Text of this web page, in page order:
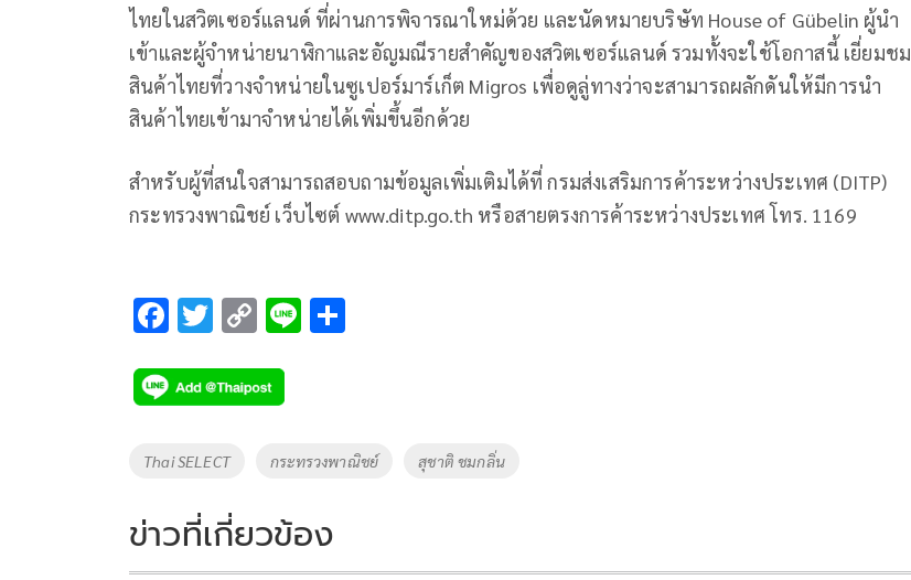
ไทยในสวิตเซอร์แลนด์ ที่ผ่านการพิจารณาใหม่ด้วย และนัดหมายบริษัท House of Gübelin ผู้นำ
เข้าและผู้จำหน่ายนาฬิกาและอัญมณีรายสำคัญของสวิตเซอร์แลนด์ รวมทั้งจะใช้โอกาสนี้ เยี่ยมชม
สินค้าไทยที่วางจำหน่ายในซูเปอร์มาร์เก็ต Migros เพื่อดูลู่ทางว่าจะสามารถผลักดันให้มีการนำ
สินค้าไทยเข้ามาจำหน่ายได้เพิ่มขึ้นอีกด้วย
สำหรับผู้ที่สนใจสามารถสอบถามข้อมูลเพิ่มเติมได้ที่ กรมส่งเสริมการค้าระหว่างประเทศ (DITP)
กระทรวงพาณิชย์ เว็บไซต์ www.ditp.go.th หรือสายตรงการค้าระหว่างประเทศ โทร. 1169
F
e
b
o
k
T
tt
er
C
p
y
Li
k
Li
Tags
Thai SELECT กระทรวงพาณิชย์ สุชาติ ชมกลิ่น
ข่าวที่เกี่ยวข้อง